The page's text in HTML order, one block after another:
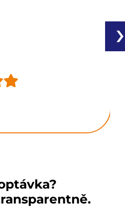
›